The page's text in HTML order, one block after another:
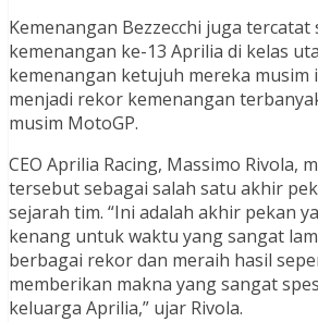
Kemenangan Bezzecchi juga tercatat
kemenangan ke-13 Aprilia di kelas
kemenangan ketujuh mereka musim
menjadi rekor kemenangan
musim MotoGP.
CEO Aprilia Racing, Massimo Rivola,
tersebut sebagai salah satu akhir
sejarah tim. “Ini adalah akhir pekan
kenang untuk waktu yang sangat
berbagai rekor dan meraih hasil
memberikan makna yang sangat
keluarga Aprilia,” ujar Rivola.